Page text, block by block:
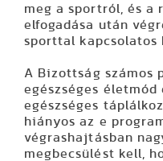
meg a sportról, és a
elfogadása után
sporttal kapcsolatos
A Bizottság számos
egészséges
egészséges
hiányos az e
végrashajtásban
megbecsülést kell,